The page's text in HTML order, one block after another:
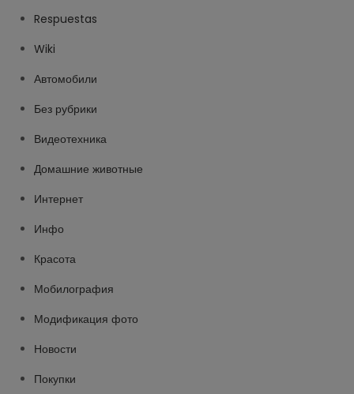
Respuestas
Wiki
Автомобили
Без рубрики
Видеотехника
Домашние животные
Интернет
Инфо
Красота
Мобилография
Модификация фото
Новости
Покупки